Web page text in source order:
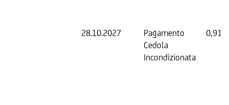
28.10.2027
Pagamento
Cedola
Incondizionata
0,91